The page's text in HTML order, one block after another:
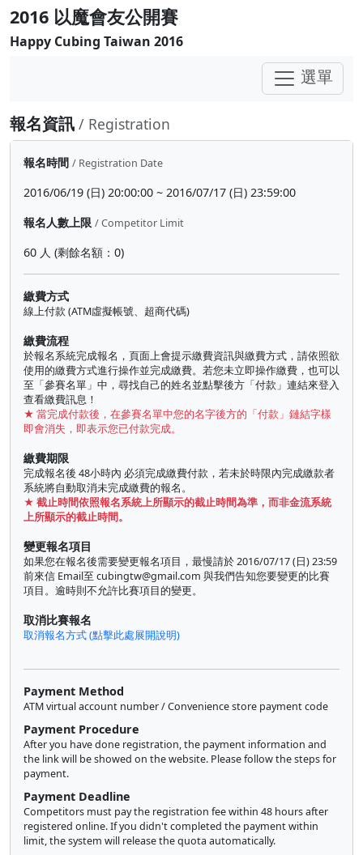
2016 以魔會友公開賽
Happy Cubing Taiwan 2016
選單
報名資訊 / Registration
報名時間 / Registration Date
2016/06/19 (日) 20:00:00 ~ 2016/07/17 (日) 23:59:00
報名人數上限 / Competitor Limit
60 人 (剩餘名額：0)
繳費方式
線上付款 (ATM虛擬帳號、超商代碼)
繳費流程
於報名系統完成報名，頁面上會提示繳費資訊與繳費方式，請依照欲
使用的繳費方式進行操作並完成繳費。若您未立即操作繳費，也可以
至「參賽名單」中，尋找自己的姓名並點擊後方「付款」連結來登入
查看繳費訊息！
★ 當完成付款後，在參賽名單中您的名字後方的「付款」鏈結字樣
即會消失，即表示您已付款完成。
繳費期限
完成報名後 48小時內 必須完成繳費付款，若未於時限內完成繳款者
系統將自動取消未完成繳費的報名。
★ 截止時間依照報名系統上所顯示的截止時間為準，而非金流系統
上所顯示的截止時間。
變更報名項目
如果您在報名後需要變更報名項目，最慢請於 2016/07/17 (日) 23:59
前來信 Email至 cubingtw@gmail.com 與我們告知您要變更的比賽
項目。逾時則不允許比賽項目的變更。
取消比賽報名
取消報名方式 (點擊此處展開說明)
Payment Method
ATM virtual account number / Convenience store payment code
Payment Procedure
After you have done registration, the payment information and
the link will be showed on the website. Please follow the steps for
payment.
Payment Deadline
Competitors must pay the registration fee within 48 hours after
registered online. If you didn't completed the payment within
limit, the system will release the quota automatically.